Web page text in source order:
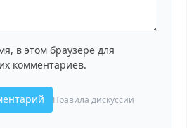
в этом браузере для
комментариев.
Правила дискуссии